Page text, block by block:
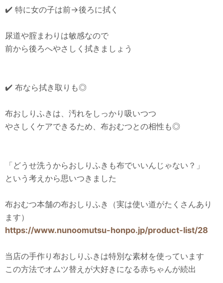
✔️ 特に女の子は前→後ろに拭く
尿道や腟まわりは敏感なので
前から後ろへやさしく拭きましょう
✔️ 布なら拭き取りも◎
布おしりふきは、汚れをしっかり吸いつつ
やさしくケアできるため、布おむつとの相性も◎
「どうせ洗うからおしりふきも布でいいんじゃない？」
という考えから思いつきました
布おむつ本舗の布おしりふき（実は使い道がたくさんあり
ます）
https://www.nunoomutsu-honpo.jp/product-list/28
当店の手作り布おしりふきは特別な素材を使っています
この方法でオムツ替えが大好きになる赤ちゃんが続出